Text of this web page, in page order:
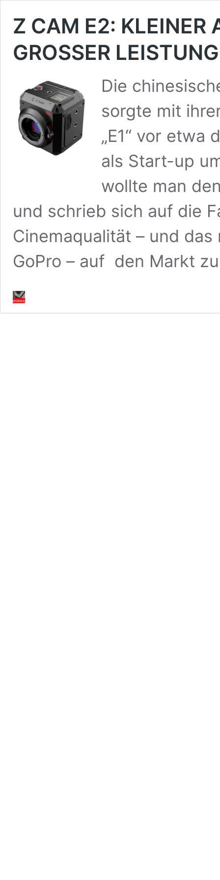
Z CAM E2: KLEINER
GROSSER LEISTUNG
Die
sorgte mit
„E1“ vor etwa
als Start-up
wollte man
und schrieb sich auf die
Cinemaqualität – und
GoPro – auf den Markt